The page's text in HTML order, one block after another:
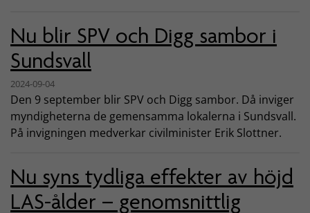
Nu blir SPV och Digg sambor i
Sundsvall
2024-09-04
Den 9 september blir SPV och Digg sambor. Då inviger
myndigheterna de gemensamma lokalerna i Sundsvall.
På invigningen medverkar civilminister Erik Slottner.
Nu syns tydliga effekter av höjd
LAS-ålder – genomsnittlig